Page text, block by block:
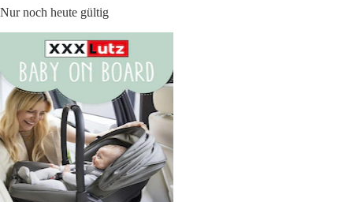
Nur noch heute gültig